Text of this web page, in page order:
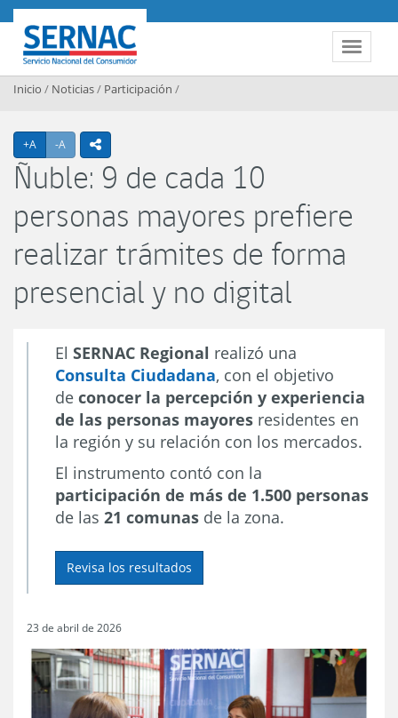
Contenido principal
Toggle
SERNAC
Inicio / Noticias/ Participación /
+A Agrandar texto
-A Achicar textoicono compartir
Ñuble: 9 de cada 10
personas mayores prefiere
realizar trámites de forma
presencial y no digital
El SERNAC Regional realizó una
Consulta Ciudadana, con el objetivo
de conocer la percepción y experiencia
de las personas mayores residentes en
la región y su relación con los mercados.
El instrumento contó con la
participación de más de 1.500 personas
de las 21 comunas de la zona.
Revisa los resultados
23 de abril de 2026